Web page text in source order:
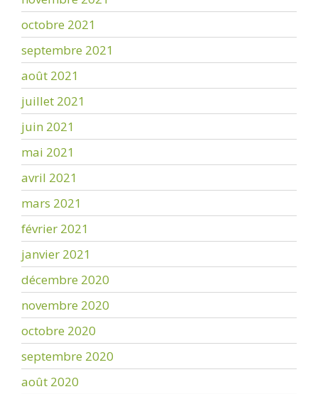
octobre 2021
septembre 2021
août 2021
juillet 2021
juin 2021
mai 2021
avril 2021
mars 2021
février 2021
janvier 2021
décembre 2020
novembre 2020
octobre 2020
septembre 2020
août 2020